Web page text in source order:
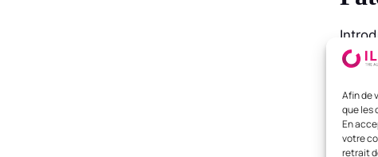
Afin de
que les
En
votre
retrait
2
À